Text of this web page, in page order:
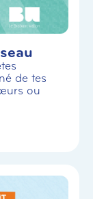
de tes
ou